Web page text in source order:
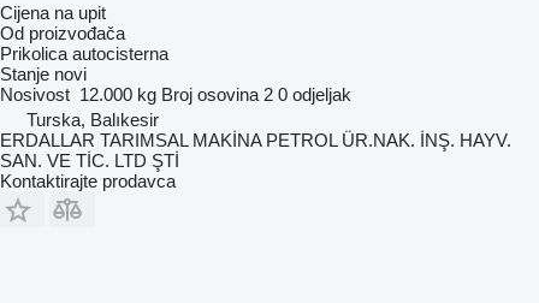
Cijena na upit
Od proizvođača
Prikolica autocisterna
Stanje novi
Nosivost 12.000 kg Broj osovina 2 0 odjeljak
Turska, Balıkesir
ERDALLAR TARIMSAL MAKİNA PETROL ÜR.NAK. İNŞ. HAYV.
SAN. VE TİC. LTD ŞTİ
Kontaktirajte prodavca